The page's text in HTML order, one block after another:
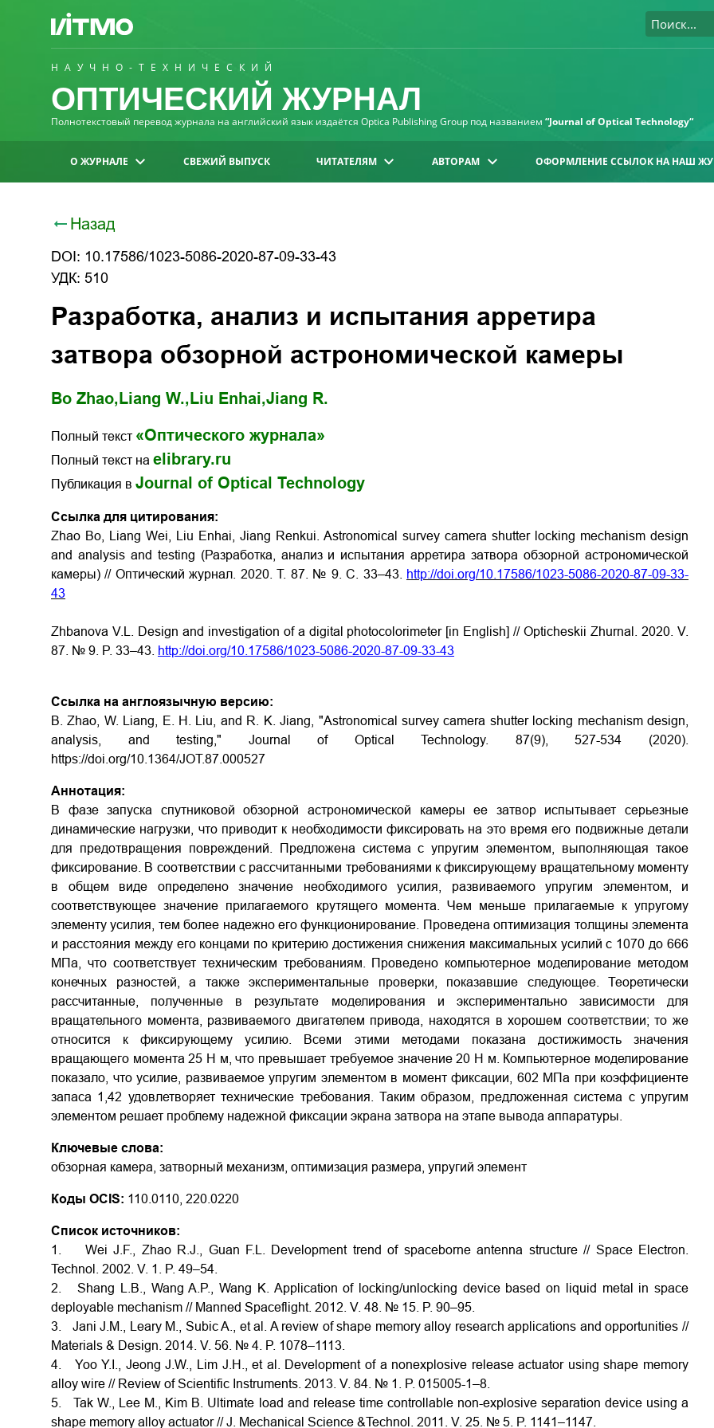
НАУЧНО-ТЕХНИЧЕСКИЙ
ОПТИЧЕСКИЙ ЖУРНАЛ
Полнотекстовый перевод журнала на английский язык издаётся Optica Publishing Group под названием “Journal of Optical Technology“
О ЖУРНАЛЕ СВЕЖИЙ ВЫПУСК ЧИТАТЕЛЯМ АВТОРАМ ОФОРМЛЕНИЕ ССЫЛОК НА НАШ
Назад
DOI: 10.17586/1023-5086-2020-87-09-33-43
УДК: 510
Разработка, анализ и испытания арретира
затвора обзорной астрономической камеры
Bo Zhao, Liang W., Liu Enhai,Jiang R.
Полный текст «Оптического журнала»
Полный текст на elibrary.ru
Публикация в Journal of Optical Technology
Ссылка для цитирования:
Zhao Bo, Liang Wei, Liu Enhai, Jiang Renkui. Astronomical survey camera shutter locking mechanism design
and analysis and testing (Разработка, анализ и испытания арретира затвора обзорной астрономической
камеры) // Оптический журнал. 2020. Т. 87. № 9. С. 33–43.
http://doi.org/10.17586/1023-5086-2020-87-09-33-
43
Zhbanova V.L. Design and investigation of a digital photocolorimeter [in English] // Opticheskii Zhurnal. 2020. V.
87. № 9. P. 33–43. http://doi.org/10.17586/1023-5086-2020-87-09-33-43
Ссылка на англоязычную версию:
B. Zhao, W. Liang, E. H. Liu, and R. K. Jiang, "Astronomical survey camera shutter locking mechanism design,
analysis, and testing," Journal of Optical Technology. 87(9), 527-534 (2020).
https://doi.org/10.1364/JOT.87.000527
Аннотация:
В фазе запуска спутниковой обзорной астрономической камеры ее затвор испытывает серьезные
динамические нагрузки, что приводит к необходимости фиксировать на это время его подвижные детали
для предотвращения повреждений. Предложена система с упругим элементом, выполняющая такое
фиксирование. В соответствии с рассчитанными требованиями к фиксирующему вращательному моменту
в общем виде определено значение необходимого усилия, развиваемого упругим элементом, и
соответствующее значение прилагаемого крутящего момента. Чем меньше прилагаемые к упругому
элементу усилия, тем более надежно его функционирование. Проведена оптимизация толщины элемента
и расстояния между его концами по критерию достижения снижения максимальных усилий с 1070 до 666
МПа, что соответствует техническим требованиям. Проведено компьютерное моделирование методом
конечных разностей, а также экспериментальные проверки, показавшие следующее. Теоретически
рассчитанные, полученные в результате моделирования и экспериментально зависимости для
вращательного момента, развиваемого двигателем привода, находятся в хорошем соответствии; то же
относится к фиксирующему усилию. Всеми этими методами показана достижимость значения
вращающего момента 25 Н м, что превышает требуемое значение 20 Н м. Компьютерное моделирование
показало, что усилие, развиваемое упругим элементом в момент фиксации, 602 МПa при коэффициенте
запаса 1,42 удовлетворяет технические требования. Таким образом, предложенная система с упругим
элементом решает проблему надежной фиксации экрана затвора на этапе вывода аппаратуры.
Ключевые слова:
обзорная камера, затворный механизм, оптимизация размера, упругий элемент
Коды OCIS: 110.0110, 220.0220
Список источников:
1. Wei J.F., Zhao R.J., Guan F.L. Development trend of spaceborne antenna structure // Space Electron.
Technol. 2002. V. 1. P. 49–54.
2. Shang L.B., Wang A.P., Wang K. Application of locking/unlocking device based on liquid metal in space
deployable mechanism // Manned Spaceflight. 2012. V. 48. № 15. P. 90–95.
3. Jani J.M., Leary M., Subic A., et al. A review of shape memory alloy research applications and opportunities //
Materials & Design. 2014. V. 56. № 4. P. 1078–1113.
4. Yoo Y.I., Jeong J.W., Lim J.H., et al. Development of a nonexplosive release actuator using shape memory
alloy wire // Review of Scientific Instruments. 2013. V. 84. № 1. P. 015005-1–8.
5. Tak W., Lee M., Kim B. Ultimate load and release time controllable non-explosive separation device using a
shape memory alloy actuator // J. Mechanical Science &Technol. 2011. V. 25. № 5. P. 1141–1147.